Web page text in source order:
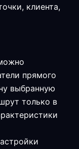
клиента,
прямого
выбранную
только в